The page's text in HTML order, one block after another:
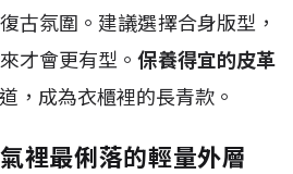
古氛圍。建議選擇合身版型，
才會更有型。保養得宜的皮革
，成為衣櫃裡的長青款。
裡最俐落的輕量外層